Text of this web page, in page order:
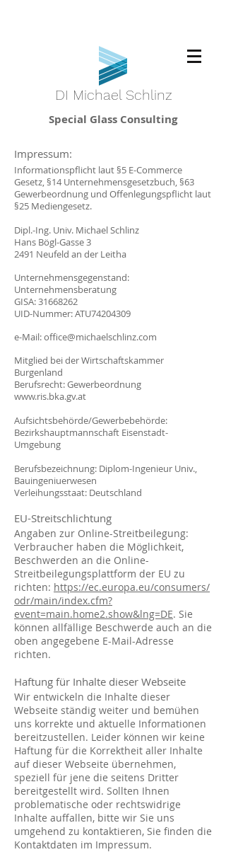
DI Michael Schlinz
Special Glass Consulting
Impressum:
Informationspflicht laut §5 E-Commerce
Gesetz, §14 Unternehmensgesetzbuch, §63
Gewerbeordnung und Offenlegungspflicht laut
§25 Mediengesetz.
Dipl.-Ing. Univ. Michael Schlinz
Hans Bögl-Gasse 3
2491 Neufeld an der Leitha
Unternehmensgegenstand:
Unternehmensberatung
GISA:31668262
UID-Nummer: ATU74204309
e-Mail:office@michaelschlinz.com
Mitglied bei der Wirtschaftskammer
Burgenland
Berufsrecht: Gewerbeordnung
www.ris.bka.gv.at
Aufsichtsbehörde/Gewerbebehörde:
Bezirkshauptmannschaft Eisenstadt-
Umgebung
Berufsbezeichnung: Diplom-Ingenieur Univ.,
Bauingeniuerwesen
Verleihungsstaat: Deutschland
EU-Streitschlichtung
Angaben zur Online-Streitbeilegung:
Verbraucher haben die Möglichkeit,
Beschwerden an die Online-
Streitbeilegungsplattform der EU zu
richten: https://ec.europa.eu/consumers/
odr/main/index.cfm?
event=main.home2.show&lng=DE. Sie
können allfällige Beschwerde auch an die
oben angegebene E-Mail-Adresse
richten.
Haftung für Inhalte dieser Webseite
Wir entwickeln die Inhalte dieser
Webseite ständig weiter und bemühen
uns korrekte und aktuelle Informationen
bereitzustellen. Leider können wir keine
Haftung für die Korrektheit aller Inhalte
auf dieser Webseite übernehmen,
speziell für jene die seitens Dritter
bereitgestellt wird. Sollten Ihnen
problematische oder rechtswidrige
Inhalte auffallen, bitte wir Sie uns
umgehend zu kontaktieren, Sie finden die
Kontaktdaten im Impressum.